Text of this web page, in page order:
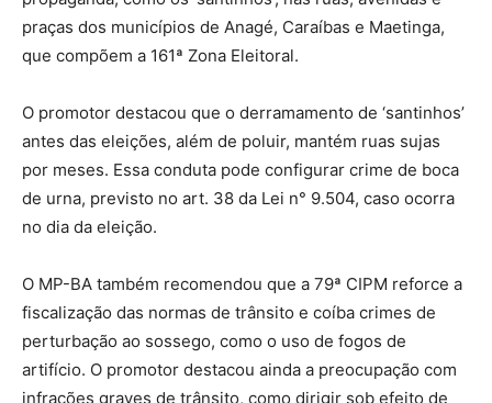
praças dos municípios de Anagé, Caraíbas e Maetinga,
que compõem a 161ª Zona Eleitoral.
O promotor destacou que o derramamento de ‘santinhos’
antes das eleições, além de poluir, mantém ruas sujas
por meses. Essa conduta pode configurar crime de boca
de urna, previsto no art. 38 da Lei n° 9.504, caso ocorra
no dia da eleição.
O MP-BA também recomendou que a 79ª CIPM reforce a
fiscalização das normas de trânsito e coíba crimes de
perturbação ao sossego, como o uso de fogos de
artifício. O promotor destacou ainda a preocupação com
infrações graves de trânsito, como dirigir sob efeito de